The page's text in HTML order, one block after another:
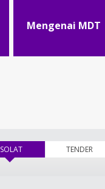
Mengenai MDT
SOLAT(tab aktif) TENDER